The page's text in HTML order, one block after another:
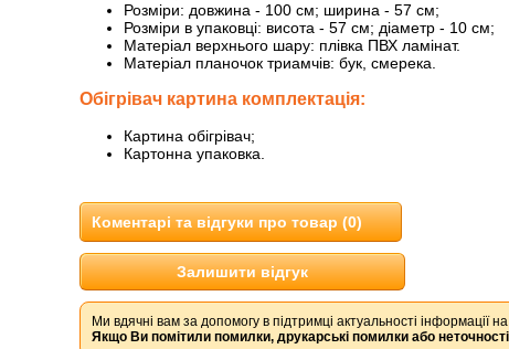
Розміри: довжина - 100 см; ширина - 57 см;
Розміри в упаковці: висота - 57 см; діаметр - 10 см;
Матеріал верхнього шару: плівка ПВХ ламінат.
Матеріал планочок триамчів: бук, смерека.
Обігрівач картина комплектація:
Картина обігрівач;
Картонна упаковка.
Коментарі та відгуки про товар (0)
Залишити відгук
Ми вдячні вам за допомогу в підтримці актуальності інформації на
Якщо Ви помітили помилки, друкарські помилки або неточності